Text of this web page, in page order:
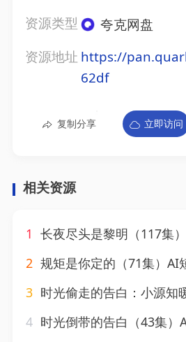
资源类型
夸克网盘
资源地址 https://
62df
复制分享 立即访问
相关资源
1 长夜尽头是黎明（117集
2 规矩是你定的（71集）AI
3 时光偷走的告白：小源知暖第三季&时光偷走的告
4 时光倒带的告白（43集）